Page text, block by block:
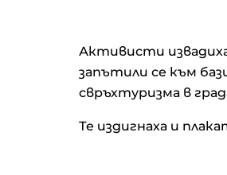
Активисти
запътили се към
свръхтуризма в
Те издигнаха и